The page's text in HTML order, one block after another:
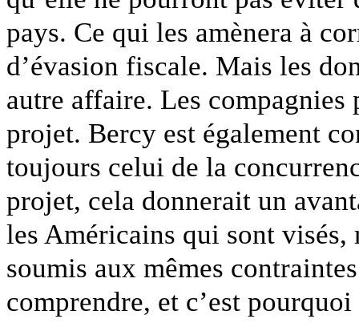
pays. Ce qui les amènera à
d’évasion fiscale. Mais les
autre affaire. Les
projet. Bercy est également
toujours celui de la
projet, cela donnerait un
les Américains qui sont
soumis aux mêmes
comprendre, et c’est